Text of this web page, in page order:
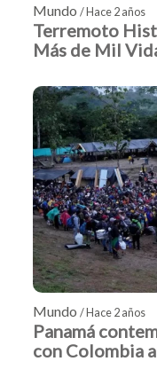
Mundo / Hace 2 años
Terremoto
Más de Mil
Mundo / Hace 2 años
Panamá
con Colombia